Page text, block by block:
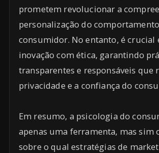
prometem revolucionar a
personalização do
consumidor. No entanto, é
inovação com ética, garantindo
transparentes e responsáveis que
privacidade e a confiança do
Em resumo, a psicologia do
apenas uma ferramenta, mas sim
sobre o qual estratégias de